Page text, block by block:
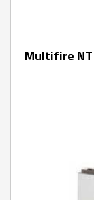
Multifire